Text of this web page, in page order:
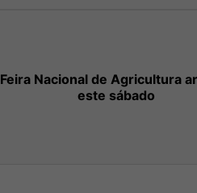
Feira Nacional de Agricultura
este sábado